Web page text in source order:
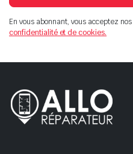
En vous abonnant, vous acceptez nos
confidentialité et de cookies.